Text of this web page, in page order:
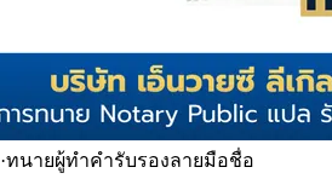
·ทนายผู้ทำคำรับรองลายมือชื่อ